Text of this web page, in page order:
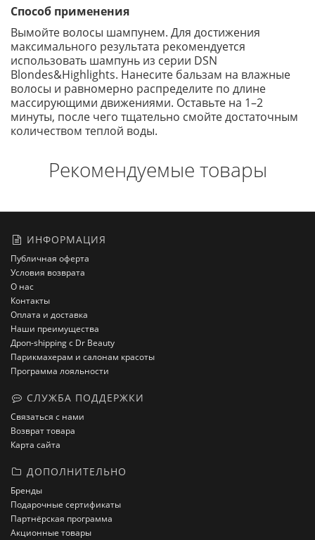
Способ применения
Вымойте волосы шампунем. Для достижения
максимального результата рекомендуется
использовать шампунь из серии DSN
Blondes&Highlights. Нанесите бальзам на влажные
волосы и равномерно распределите по длине
массирующими движениями. Оставьте на 1–2
минуты, после чего тщательно смойте достаточным
количеством теплой воды.
Рекомендуемые товары
ИНФОРМАЦИЯ
Публичная оферта
Условия возврата
О нас
Контакты
Оплата и доставка
Наши преимущества
Дроп-shipping с Dr Beauty
Парикмахерам и салонам красоты
Программа лояльности
СЛУЖБА ПОДДЕРЖКИ
Связаться с нами
Возврат товара
Карта сайта
ДОПОЛНИТЕЛЬНО
Бренды
Подарочные сертификаты
Партнёрская программа
Акционные товары